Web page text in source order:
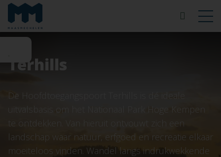
Terhills
De Hoofdtoegangspoort Terhills is dé ideale
uitvalsbasis om het Nationaal Park Hoge Kempen
te ontdekken. Van hieruit ontvouwt zich een
landschap waar natuur, erfgoed en recreatie elkaar
moeiteloos vinden. Wandel langs indrukwekkende